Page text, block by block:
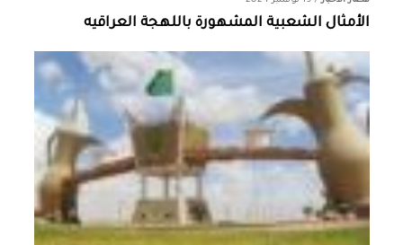
الأمثال الشعبية المشهورة باللهجة العراقيه